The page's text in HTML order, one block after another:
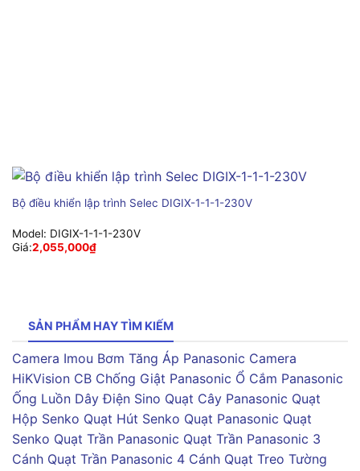
Bộ điều khiển lập trình Selec DIGIX-1-1-1-230V
Model: DIGIX-1-1-1-230V
Giá:2,055,000₫
SẢN PHẨM HAY TÌM KIẾM
Camera Imou Bơm Tăng Áp Panasonic Camera
HiKVision CB Chống Giật Panasonic Ổ Cắm Panasonic
Ống Luồn Dây Điện Sino Quạt Cây Panasonic Quạt
Hộp Senko Quạt Hút Senko Quạt Panasonic Quạt
Senko Quạt Trần Panasonic Quạt Trần Panasonic 3
Cánh Quạt Trần Panasonic 4 Cánh Quạt Treo Tường